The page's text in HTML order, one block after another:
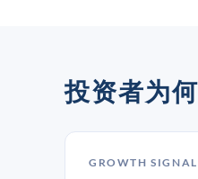
投资者为
GROWTH SIGNAL